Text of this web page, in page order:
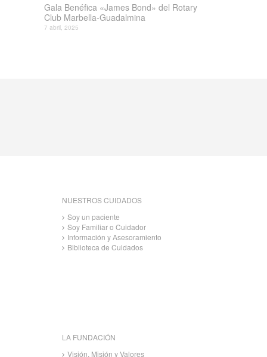
Gala Benéfica «James Bond» del Rotary
Club Marbella-Guadalmina
7 abril, 2025
NUESTROS CUIDADOS
Soy un paciente
Soy Familiar o Cuidador
Información y Asesoramiento
Biblioteca de Cuidados
LA FUNDACIÓN
Visión, Misión y Valores